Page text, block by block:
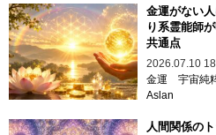
金運がない
り系霊能師
共通点
2026.07.10
金運 宇宙純
Aslan
人間関係の